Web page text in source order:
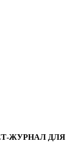
ЖУРНАЛ ДЛЯ